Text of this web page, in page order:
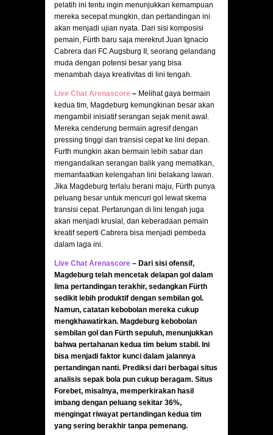
pelatih ini tentu ingin menunjukkan kemampuan
mereka secepat mungkin, dan pertandingan ini
akan menjadi ujian nyata. Dari sisi komposisi
pemain, Fürth baru saja merekrut Juan Ignacio
Cabrera dari FC Augsburg II, seorang gelandang
muda dengan potensi besar yang bisa
menambah daya kreativitas di lini tengah.
Live Chat Arenascore – Melihat gaya bermain
kedua tim, Magdeburg kemungkinan besar akan
mengambil inisiatif serangan sejak menit awal.
Mereka cenderung bermain agresif dengan
pressing tinggi dan transisi cepat ke lini depan.
Furth mungkin akan bermain lebih sabar dan
mengandalkan serangan balik yang mematikan,
memanfaatkan kelengahan lini belakang lawan.
Jika Magdeburg terlalu berani maju, Fürth punya
peluang besar untuk mencuri gol lewat skema
transisi cepat. Pertarungan di lini tengah juga
akan menjadi krusial, dan keberadaan pemain
kreatif seperti Cabrera bisa menjadi pembeda
dalam laga ini.
Live Chat Arenascore – Dari sisi ofensif,
Magdeburg telah mencetak delapan gol dalam
lima pertandingan terakhir, sedangkan Fürth
sedikit lebih produktif dengan sembilan gol.
Namun, catatan kebobolan mereka cukup
mengkhawatirkan. Magdeburg kebobolan
sembilan gol dan Fürth sepuluh, menunjukkan
bahwa pertahanan kedua tim belum stabil. Ini
bisa menjadi faktor kunci dalam jalannya
pertandingan nanti. Prediksi dari berbagai situs
analisis sepak bola pun cukup beragam. Situs
Forebet, misalnya, memperkirakan hasil
imbang dengan peluang sekitar 36%,
mengingat riwayat pertandingan kedua tim
yang sering berakhir tanpa pemenang.